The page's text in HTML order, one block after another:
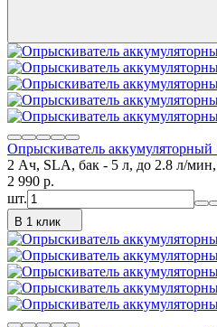
Опрыскиватель аккумуляторный
2 Ач, SLA, бак - 5 л, до 2.8 л/
2 990 p.
шт.
В 1 клик